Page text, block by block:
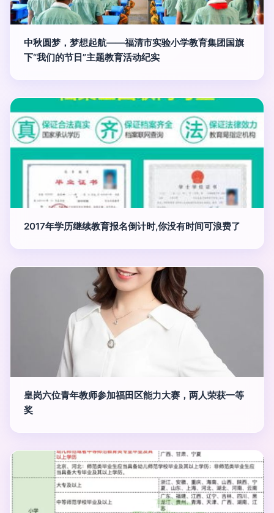
中秋圆梦，梦想起航——福清市实验小学教育集团国旗
下“我们的节日”主题教育活动纪实
2017年学历继续教育报名倒计时,你没有时间可浪费了
皇岗六位青年教师参加福田区能力大赛，两人荣获一等
奖